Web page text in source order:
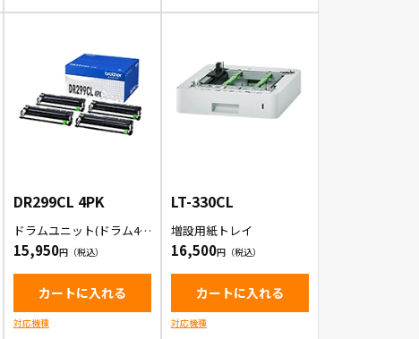
DR299CL 4PK
ドラムユニット(ドラム4個
入りパック)
15,950
カートに入れる
対応機種
LT-330CL
増設用紙トレイ
16,500
カートに入れる
対応機種